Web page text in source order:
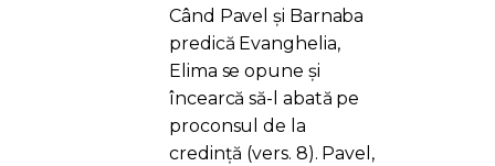
Când Pavel și Barnaba
predică Evanghelia,
Elima se opune și
încearcă să-l abată pe
proconsul de la
credință (vers. 8). Pavel,